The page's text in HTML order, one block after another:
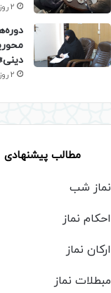
2 روز پیش
2 روز پیش
مطالب پیشنهادی
نماز شب
احکام نماز
ارکان نماز
مبطلات نماز